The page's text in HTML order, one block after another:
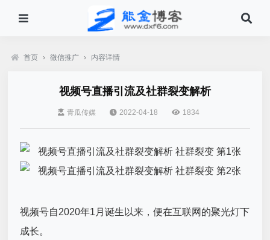
首页 › 微信推广 › 内容详情
视频号直播引流及社群裂变解析
青瓜传媒 2022-04-18 1834
视频号自2020年1月诞生以来，便在互联网的聚光灯下
成长。